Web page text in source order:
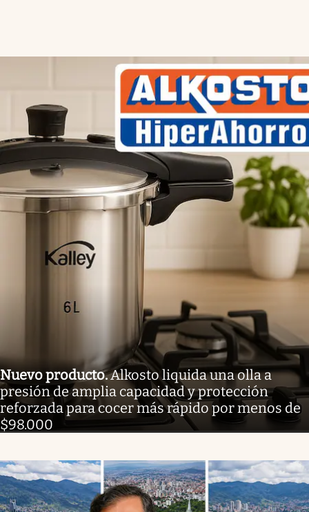
Nuevo producto.Alkosto liquida una olla a
presión de amplia capacidad y protección
reforzada para cocer más rápido por menos de
$98.000